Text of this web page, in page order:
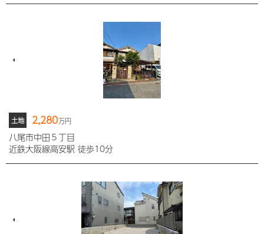
土地 2,280万円
八尾市中田５丁目
近鉄大阪線高安駅 徒歩10分